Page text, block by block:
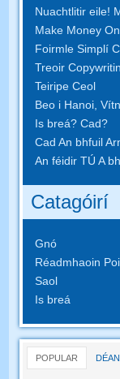
Nuachtlitir eile!
Make Money
Foirmle Simplí
Treoir
Teiripe Ceol
Beo i Hanoi,
Is breá? Cad?
Cad An bhfuil
An féidir TÚ A
Catagóirí
Gnó
Réadmhaoin
Saol
Is breá
POPULAR